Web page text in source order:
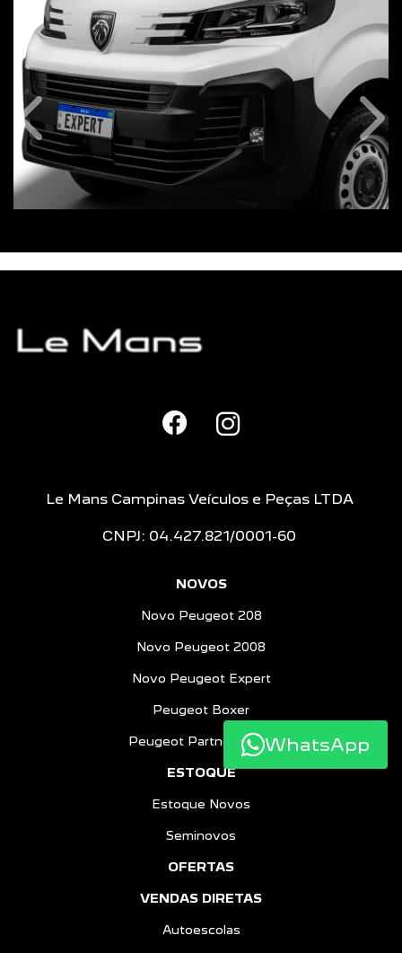
Anterior
Le Mans Campinas Veículos e Peças LTDA
CNPJ: 04.427.821/0001-60
NOVOS
Novo Peugeot 208
Novo Peugeot 2008
Novo Peugeot Expert
Peugeot Boxer
Peugeot Partner Rapid
ESTOQUE
Estoque Novos
Seminovos
OFERTAS
VENDAS DIRETAS
Autoescolas
WhatsApp